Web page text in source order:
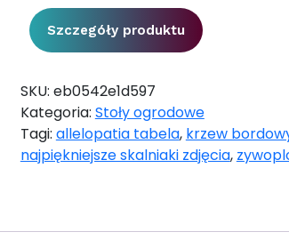
Szczegóły produktu
SKU: eb0542e1d597
Kategoria: Stoły ogrodowe
Tagi: allelopatia tabela, krzew
najpiękniejsze skalniaki zdjęcia,